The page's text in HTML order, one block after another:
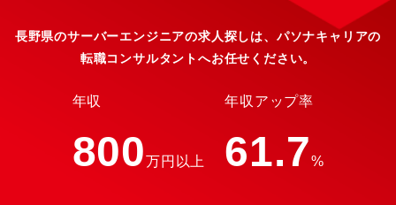
屋・大阪・九州の4ヶ所に展開。階層別、職能別、目的・課題別に
200種類以上のプログラムをご用意しています。※社内承認を得た
講座は全額会社負担！【希望勤務地を最大限考慮】全国に23営業
拠点を展開しているため、ご希望のエリアを最大限考慮した配属
Microsoft、AWS、ZABBIXのパートナー企業です。2016年には
長野県のサーバーエンジニアの求人探しは、パソナキャリアの
転職コンサルタントへお任せください。
年収
800万円以上
年収アップ率
61.7%